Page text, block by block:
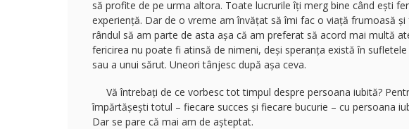
să profite de pe urma altora. Toate lucrurile îți merg bine când ești
experiență. Dar de o vreme am învățat să îmi fac o viață frumoasă
rândul să am parte de asta așa că am preferat să acord mai multă
fericirea nu poate fi atinsă de nimeni, deși speranța există în
sau a unui sărut. Uneori tânjesc după așa ceva.
Vă întrebați de ce vorbesc tot timpul despre persoana iubită?
împărtășești totul – fiecare succes și fiecare bucurie – cu persoana
Dar se pare că mai am de așteptat.